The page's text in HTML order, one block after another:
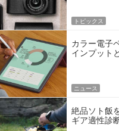
トピックス
カラー電子
インプット
ニュース
絶品ソト飯
ギア適性診断